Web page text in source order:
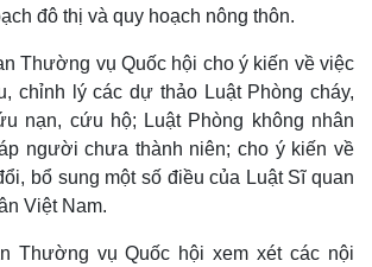
đô thị và quy hoạch nông thôn.
Thường vụ Quốc hội cho ý kiến về việc
chỉnh lý các dự thảo Luật Phòng cháy,
nạn, cứu hộ; Luật Phòng không nhân
người chưa thành niên; cho ý kiến về
bổ sung một số điều của Luật Sĩ quan
Việt Nam.
Thường vụ Quốc hội xem xét các nội